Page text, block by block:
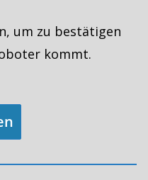
um zu bestätigen
kommt.